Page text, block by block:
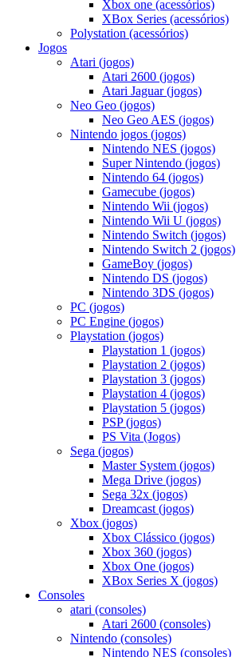
Xbox one (acessórios)
XBox Series (acessórios)
Polystation (acessórios)
Jogos
Atari (jogos)
Atari 2600 (jogos)
Atari Jaguar (jogos)
Neo Geo (jogos)
Neo Geo AES (jogos)
Nintendo jogos (jogos)
Nintendo NES (jogos)
Super Nintendo (jogos)
Nintendo 64 (jogos)
Gamecube (jogos)
Nintendo Wii (jogos)
Nintendo Wii U (jogos)
Nintendo Switch (jogos)
Nintendo Switch 2 (jogos)
GameBoy (jogos)
Nintendo DS (jogos)
Nintendo 3DS (jogos)
PC (jogos)
PC Engine (jogos)
Playstation (jogos)
Playstation 1 (jogos)
Playstation 2 (jogos)
Playstation 3 (jogos)
Playstation 4 (jogos)
Playstation 5 (jogos)
PSP (jogos)
PS Vita (Jogos)
Sega (jogos)
Master System (jogos)
Mega Drive (jogos)
Sega 32x (jogos)
Dreamcast (jogos)
Xbox (jogos)
Xbox Clássico (jogos)
Xbox 360 (jogos)
Xbox One (jogos)
XBox Series X (jogos)
Consoles
atari (consoles)
Atari 2600 (consoles)
Nintendo (consoles)
Nintendo NES (consoles)